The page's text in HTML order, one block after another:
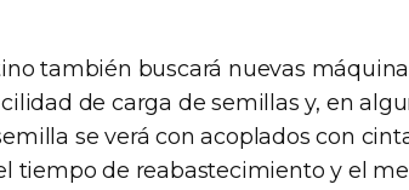
también buscará nuevas
de carga de semillas y, en
se verá con acoplados con
tiempo de reabastecimiento y el